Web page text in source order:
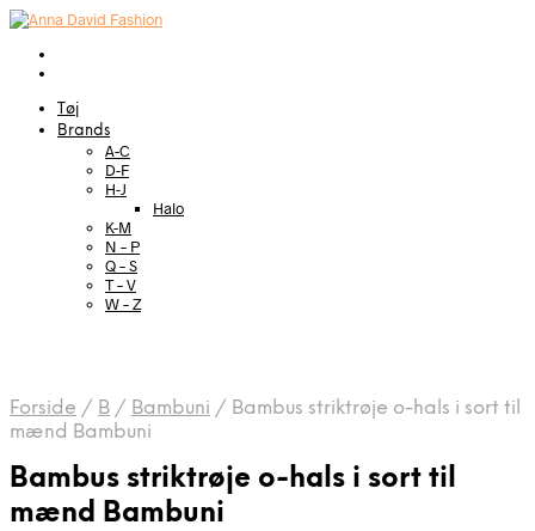
Tøj
Brands
A-C
D-F
H-J
Halo
K-M
N – P
Q – S
T – V
W – Z
Forside / B / Bambuni / Bambus striktrøje o-hals i sort til
mænd Bambuni
Bambus striktrøje o-hals i sort til
mænd Bambuni